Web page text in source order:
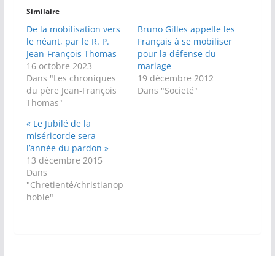
Similaire
De la mobilisation vers
le néant, par le R. P.
Jean-François Thomas
16 octobre 2023
Dans "Les chroniques
du père Jean-François
Thomas"
Bruno Gilles appelle les
Français à se mobiliser
pour la défense du
mariage
19 décembre 2012
Dans "Societé"
« Le Jubilé de la
miséricorde sera
l’année du pardon »
13 décembre 2015
Dans
"Chretienté/christianop
hobie"